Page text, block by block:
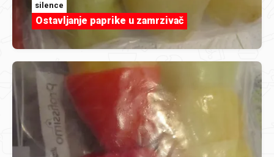
silence
Ostavljanje paprike u zamrzivač